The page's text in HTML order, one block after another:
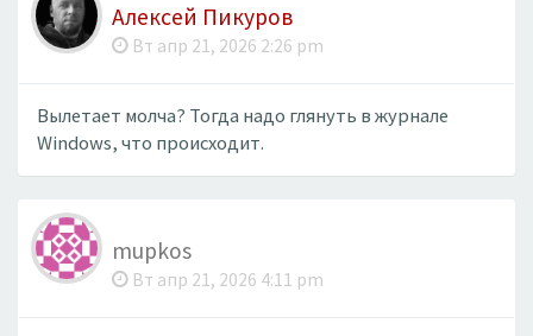
Алексей Пикуров
Вт апр 21, 2026 2:26 pm
Вылетает молча? Тогда надо глянуть в журнале
Windows, что происходит.
mupkos
Вт апр 21, 2026 4:11 pm